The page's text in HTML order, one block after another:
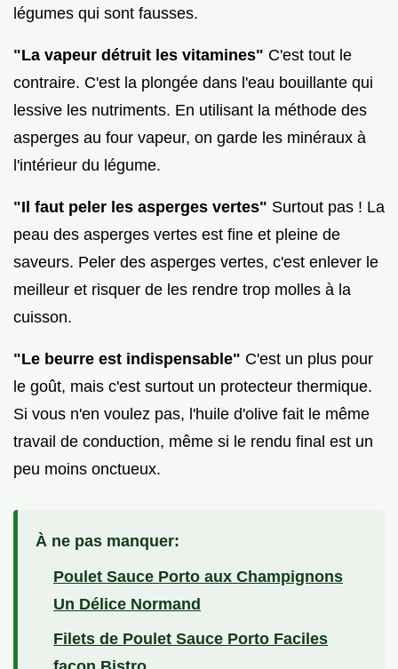
légumes qui sont fausses.
"La vapeur détruit les vitamines" C'est tout le
contraire. C'est la plongée dans l'eau bouillante qui
lessive les nutriments. En utilisant la méthode des
asperges au four vapeur, on garde les minéraux à
l'intérieur du légume.
"Il faut peler les asperges vertes" Surtout pas ! La
peau des asperges vertes est fine et pleine de
saveurs. Peler des asperges vertes, c'est enlever le
meilleur et risquer de les rendre trop molles à la
cuisson.
"Le beurre est indispensable" C'est un plus pour
le goût, mais c'est surtout un protecteur thermique.
Si vous n'en voulez pas, l'huile d'olive fait le même
travail de conduction, même si le rendu final est un
peu moins onctueux.
À ne pas manquer:
Poulet Sauce Porto aux Champignons
Un Délice Normand
Filets de Poulet Sauce Porto Faciles